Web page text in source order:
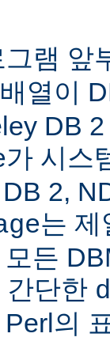
그램 앞
배열이
DB
가 시스
2,
는 제
든
간단한
Perl의